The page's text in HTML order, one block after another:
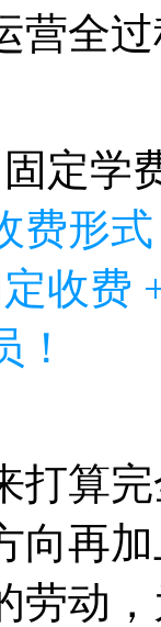
营全
定学
费形
收费
！
打算
向再
劳动